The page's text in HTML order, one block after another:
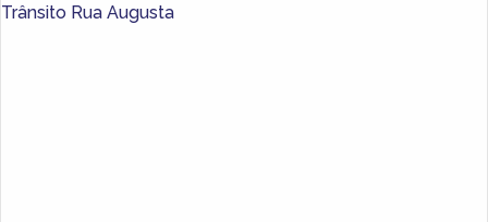
Trânsito Rua Augusta